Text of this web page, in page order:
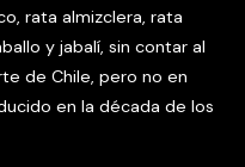
rata almizclera, rata
y jabalí, sin contar al
de Chile, pero no en
en la década de los